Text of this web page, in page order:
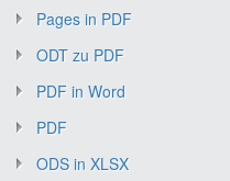
Pages in PDF
ODT zu PDF
PDF in Word
PDF
ODS in XLSX